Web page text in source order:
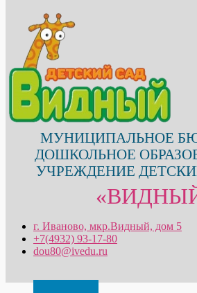
МУНИЦИПАЛЬНОЕ
ДОШКОЛЬНОЕ
УЧРЕЖДЕНИЕ
г. Иваново, мкр.Видный, дом 5
+7(4932) 93-17-80
dou80@ivedu.ru